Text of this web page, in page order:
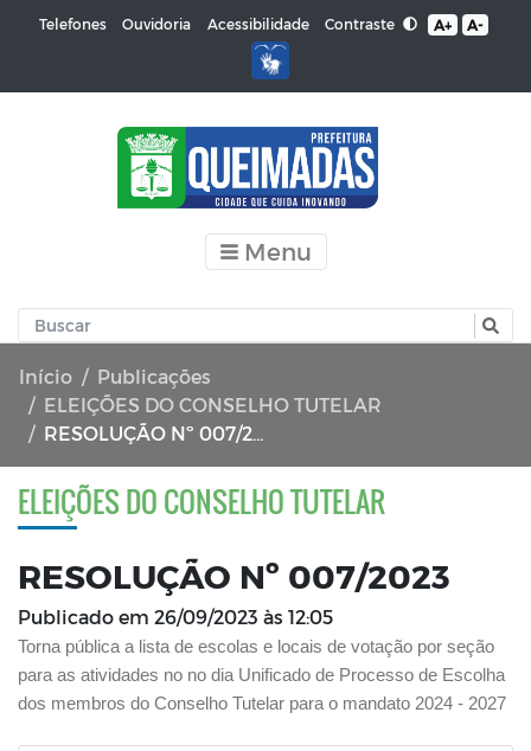
Telefones Ouvidoria Acessibilidade Contraste A+ A-
Menu
Início
Publicações
ELEIÇÕES DO CONSELHO TUTELAR
RESOLUÇÃO Nº 007/2023
ELEIÇÕES DO CONSELHO TUTELAR
RESOLUÇÃO Nº 007/2023
Publicado em 26/09/2023 às 12:05
Torna pública a lista de escolas e locais de votação por seção
para as atividades no no dia Unificado de Processo de Escolha
dos membros do Conselho Tutelar para o mandato 2024 - 2027